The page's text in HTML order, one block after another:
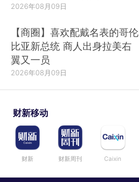
2026年08月09日
【商圈】喜欢配戴名表的哥伦
比亚新总统 商人出身拉美右
翼又一员
2026年08月09日
财新移动
财新 财新周刊 Caixin